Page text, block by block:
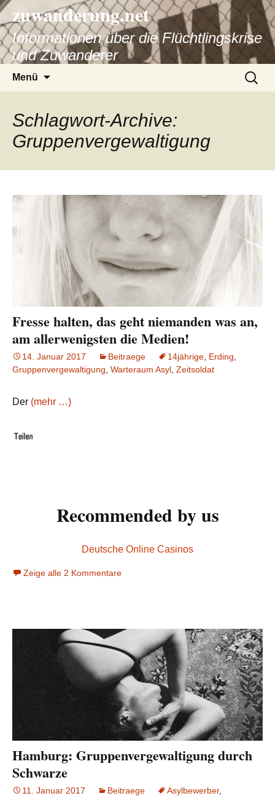
zuwanderung.net
Informationen über die Flüchtlingskrise
und Zuwanderer
Menü
Suche
nach:
Schlagwort-Archive:
Gruppenvergewaltigung
Fresse halten, das geht niemanden was an,
am allerwenigsten die Medien!
14. Januar 2017 Beitraege 14jährige, Erding,
Gruppenvergewaltigung, Warteraum Asyl, Zeitsoldat
Der (mehr …)
Recommended by us
Deutsche Online Casinos
Zeige alle 2 Kommentare
Hamburg: Gruppenvergewaltigung durch
Schwarze
11. Januar 2017 Beitraege Asylbewerber,